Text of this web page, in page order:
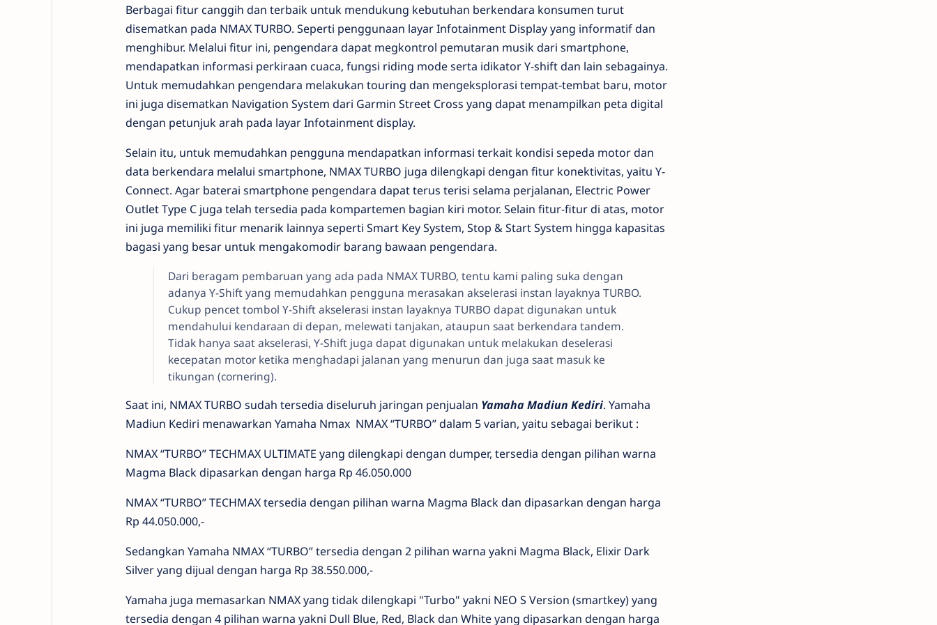
Berbagai fitur canggih dan terbaik untuk mendukung kebutuhan berkendara konsumen turut
disematkan pada NMAX TURBO. Seperti penggunaan layar Infotainment Display yang informatif dan
menghibur. Melalui fitur ini, pengendara dapat megkontrol pemutaran musik dari smartphone,
mendapatkan informasi perkiraan cuaca, fungsi riding mode serta idikator Y-shift dan lain sebagainya.
Untuk memudahkan pengendara melakukan touring dan mengeksplorasi tempat-tembat baru, motor
ini juga disematkan Navigation System dari Garmin Street Cross yang dapat menampilkan peta digital
dengan petunjuk arah pada layar Infotainment display.
Selain itu, untuk memudahkan pengguna mendapatkan informasi terkait kondisi sepeda motor dan
data berkendara melalui smartphone, NMAX TURBO juga dilengkapi dengan fitur konektivitas, yaitu Y-
Connect. Agar baterai smartphone pengendara dapat terus terisi selama perjalanan, Electric Power
Outlet Type C juga telah tersedia pada kompartemen bagian kiri motor. Selain fitur-fitur di atas, motor
ini juga memiliki fitur menarik lainnya seperti Smart Key System, Stop & Start System hingga kapasitas
bagasi yang besar untuk mengakomodir barang bawaan pengendara.
Dari beragam pembaruan yang ada pada NMAX TURBO, tentu kami paling suka dengan
adanya Y-Shift yang memudahkan pengguna merasakan akselerasi instan layaknya TURBO.
Cukup pencet tombol Y-Shift akselerasi instan layaknya TURBO dapat digunakan untuk
mendahului kendaraan di depan, melewati tanjakan, ataupun saat berkendara tandem.
Tidak hanya saat akselerasi, Y-Shift juga dapat digunakan untuk melakukan deselerasi
kecepatan motor ketika menghadapi jalanan yang menurun dan juga saat masuk ke
tikungan (cornering).
Saat ini, NMAX TURBO sudah tersedia diseluruh jaringan penjualan Yamaha Madiun Kediri. Yamaha
Madiun Kediri menawarkan Yamaha Nmax NMAX “TURBO” dalam 5 varian, yaitu sebagai berikut :
NMAX “TURBO” TECHMAX ULTIMATE yang dilengkapi dengan dumper, tersedia dengan pilihan warna
Magma Black dipasarkan dengan harga Rp 46.050.000
NMAX “TURBO” TECHMAX tersedia dengan pilihan warna Magma Black dan dipasarkan dengan harga
Rp 44.050.000,-
Sedangkan Yamaha NMAX “TURBO” tersedia dengan 2 pilihan warna yakni Magma Black, Elixir Dark
Silver yang dijual dengan harga Rp 38.550.000,-
Yamaha juga memasarkan NMAX yang tidak dilengkapi "Turbo" yakni NEO S Version (smartkey) yang
tersedia dengan 4 pilihan warna yakni Dull Blue, Red, Black dan White yang dipasarkan dengan harga